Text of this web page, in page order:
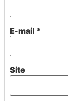
E-mail *
Site